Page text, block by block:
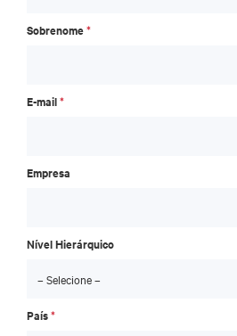
Sobrenome*
E-mail*
Empresa
Nível Hierárquico
País*